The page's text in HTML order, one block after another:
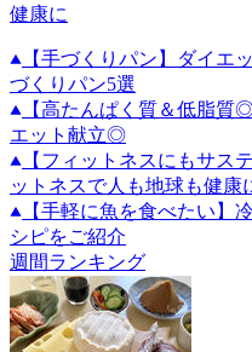
健康に
【手づくりパン】ダイ
づくりパン5選
【高たんぱく質＆低脂質
エット献立◎
【フィットネスにもサス
ットネスで人も地球も健康
【手軽に魚を食べたい】
シピをご紹介
週間ランキング